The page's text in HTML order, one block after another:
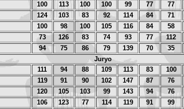
100 113 100 100 99 77 77
124 103 83 92 114 84 71
100 98 100 105 116 84 58
73 126 83 74 93 77 112
94 75 86 79 139 70 35
Juryo
111 94 88 109 113 83 100
119 91 90 102 147 87 76
120 105 103 99 143 94 76
106 123 77 114 119 91 99